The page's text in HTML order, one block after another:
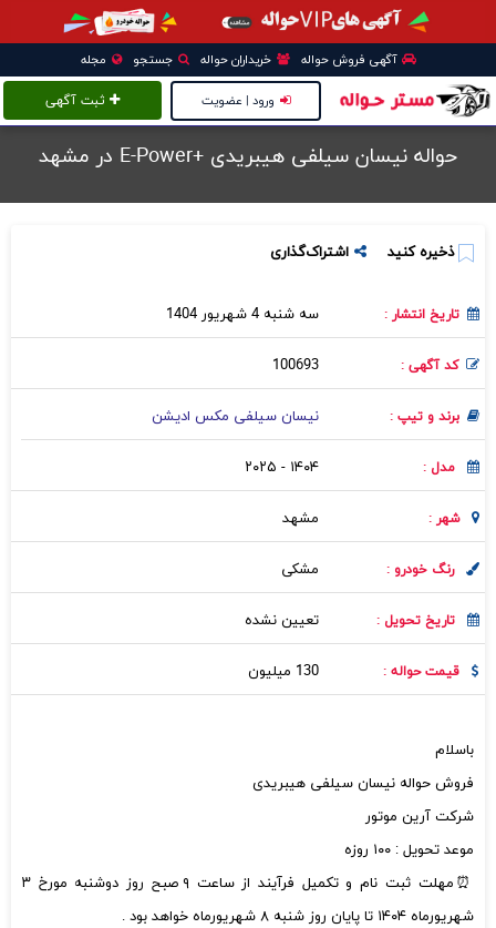
آگهی فروش حواله خریداران حواله جستجو مجله
ثبت آگهی ورود | عضویت
حواله نیسان سیلفی هیبریدی +E-Power در مشهد
ذخیره کنید اشتراک‌گذاری
تاریخ انتشار : سه شنبه 4 شهریور 1404
کد آگهی : 100693
برند و تیپ : نیسان سیلفی مکس ادیشن
مدل : ۱۴۰۴ - ۲۰۲۵
شهر : مشهد
رنگ خودرو : مشکی
تاریخ تحویل : تعیین نشده
قیمت حواله : 130 میلیون
باسلام
فروش حواله نیسان سیلفی هیبریدی
شرکت آرین موتور
موعد تحویل : ۱۰۰ روزه
⏰مهلت ثبت نام و تکمیل فرآیند از ساعت ۹ صبح روز دوشنبه مورخ ۳
شهریورماه ۱۴۰۴ تا پایان روز شنبه ۸ شهریورماه خواهد بود .